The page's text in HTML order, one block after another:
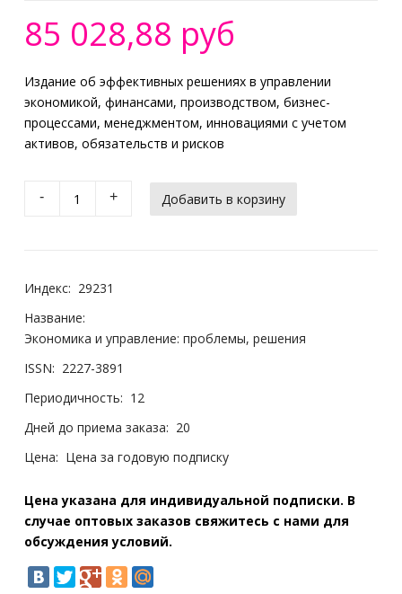
85 028,88 руб
Издание об эффективных решениях в управлении
экономикой, финансами, производством, бизнес-
процессами, менеджментом, инновациями с учетом
активов, обязательств и рисков
- +
Индекс: 29231
Название:
Экономика и управление: проблемы, решения
ISSN: 2227-3891
Периодичность: 12
Дней до приема заказа: 20
Цена: Цена за годовую подписку
Цена указана для индивидуальной подписки. В
случае оптовых заказов свяжитесь с нами для
обсуждения условий.